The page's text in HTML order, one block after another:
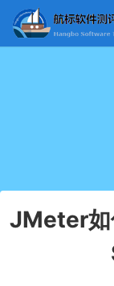
JMeter如